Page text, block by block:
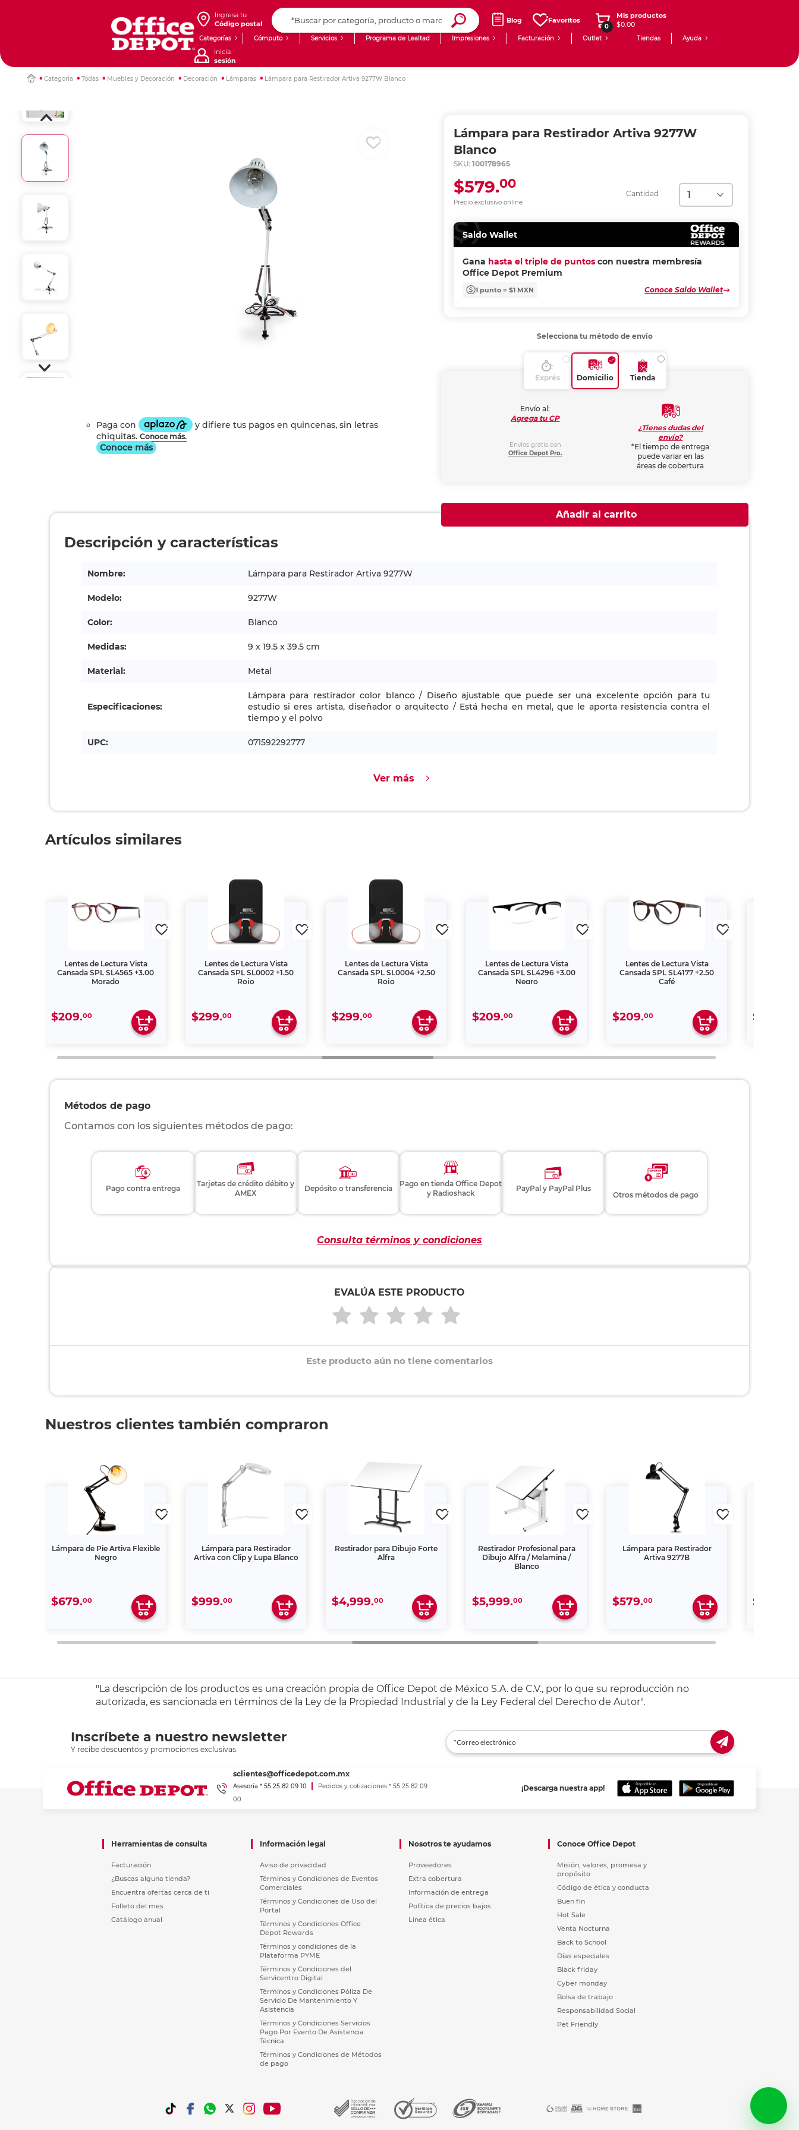
Ingresa tu
Código postal
Blog Favoritos
0
Mis productos
$0.00
Categorías Cómputo Servicios
Venta corporativa
Programa de Lealtad Impresiones Facturación Outlet Tiendas Ayuda
Inicia
sesión
Categoría Todas Muebles y Decoración Decoración Lámparas Lámpara para Restirador Artiva 9277W Blanco
Conoce más
Lámpara para Restirador Artiva 9277W
Blanco
SKU: 100178965
Cantidad
Precio exclusivo online
$579.00
Saldo Wallet
Gana hasta el triple de puntos con nuestra membresía
Office Depot Premium
1 punto = $1 MXN Conoce Saldo Wallet
Selecciona tu método de envío
Exprés Domicilio Tienda
Envío al:
Agrega tu CP
Envíos gratis con
Office Depot Pro.
¿Tienes dudas del
envío?
*El tiempo de entrega
puede variar en las
áreas de cobertura
Añadir al carrito
Descripción y características
Nombre: Lámpara para Restirador Artiva 9277W
Modelo: 9277W
Color: Blanco
Medidas: 9 x 19.5 x 39.5 cm
Material: Metal
Especificaciones:
Lámpara para restirador color blanco / Diseño ajustable que puede ser una excelente opción para tu
estudio si eres artista, diseñador o arquitecto / Está hecha en metal, que le aporta resistencia contra el
tiempo y el polvo
UPC: 071592292777
Ver más
Artículos similares
Lentes de Lectura Vista
Cansada SPL SL4565 +3.00
Morado
$209.00
Lentes de Lectura Vista
Cansada SPL SL0002 +1.50
Rojo
$299.00
Lentes de Lectura Vista
Cansada SPL SL0004 +2.50
Rojo
$299.00
Lentes de Lectura Vista
Cansada SPL SL4296 +3.00
Negro
$209.00
Lentes de Lectura Vista
Cansada SPL SL4177 +2.50
Café
$209.00 $209.
Métodos de pago
Contamos con los siguientes métodos de pago:
Pago contra entrega
Tarjetas de crédito débito y
AMEX
Depósito o transferencia
Pago en tienda Office Depot
y Radioshack
PayPal y PayPal Plus
Otros métodos de pago
Consulta términos y condiciones
EVALÚA ESTE PRODUCTO
Este producto aún no tiene comentarios
Nuestros clientes también compraron
Lámpara de Pie Artiva Flexible
Negro
$679.00
Lámpara para Restirador
Artiva con Clip y Lupa Blanco
$999.00
Restirador para Dibujo Forte
Alfra
$4,999.00
Restirador Profesional para
Dibujo Alfra / Melamina /
Blanco
$5,999.00
Lámpara para Restirador
Artiva 9277B
$579.00 $3,499.
"La descripción de los productos es una creación propia de Office Depot de México S.A. de C.V., por lo que su reproducción no
autorizada, es sancionada en términos de la Ley de la Propiedad Industrial y de la Ley Federal del Derecho de Autor".
Inscríbete a nuestro newsletter
Y recibe descuentos y promociones exclusivas.
¡Descarga nuestra app!
sclientes@officedepot.com.mx
Asesoría * 55 25 82 09 10
Pedidos y cotizaciones * 55 25 82 09
00
Herramientas de consulta
Facturación
¿Buscas alguna tienda?
Encuentra ofertas cerca de ti
Folleto del mes
Catálogo anual
Información legal
Aviso de privacidad
Términos y Condiciones de Eventos
Comerciales
Términos y Condiciones de Uso del
Portal
Términos y Condiciones Office
Depot Rewards
Términos y condiciones de la
Plataforma PYME
Términos y Condiciones del
Servicentro Digital
Términos y Condiciones Póliza De
Servicio De Mantenimiento Y
Asistencia
Términos y Condiciones Servicios
Pago Por Evento De Asistencia
Técnica
Términos y Condiciones de Métodos
de pago
Nosotros te ayudamos
Proveedores
Extra cobertura
Información de entrega
Política de precios bajos
Línea ética
Conoce Office Depot
Misión, valores, promesa y
propósito
Código de ética y conducta
Buen fin
Hot Sale
Venta Nocturna
Back to School
Días especiales
Black friday
Cyber monday
Bolsa de trabajo
Responsabilidad Social
Pet Friendly